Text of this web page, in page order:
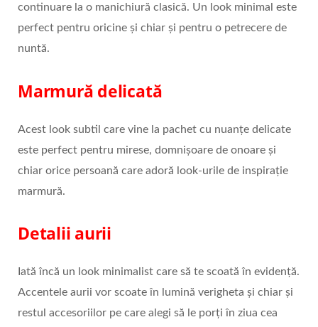
continuare la o manichiură clasică. Un look minimal este
perfect pentru oricine și chiar și pentru o petrecere de
nuntă.
Marmură delicată
Acest look subtil care vine la pachet cu nuanțe delicate
este perfect pentru mirese, domnișoare de onoare și
chiar orice persoană care adoră look-urile de inspirație
marmură.
Detalii aurii
Iată încă un look minimalist care să te scoată în evidență.
Accentele aurii vor scoate în lumină verigheta și chiar și
restul accesoriilor pe care alegi să le porți în ziua cea